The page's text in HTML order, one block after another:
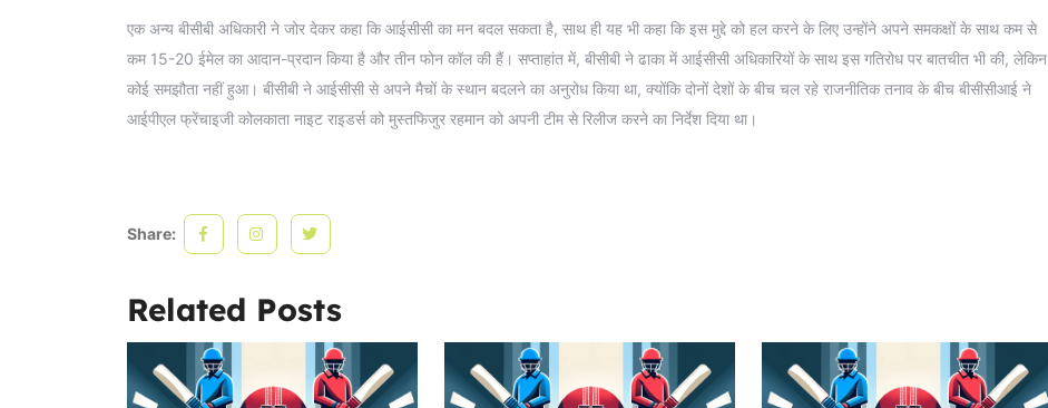
एक अन्य बीसीबी अधिकारी ने जोर देकर कहा कि आईसीसी का मन बदल सकता है, साथ ही यह भी कहा कि इस मुद्दे को हल करने के लिए उन्होंने अपने समकक्षों के साथ कम से
कम 15-20 ईमेल का आदान-प्रदान किया है और तीन फोन कॉल की हैं। सप्ताहांत में, बीसीबी ने ढाका में आईसीसी अधिकारियों के साथ इस गतिरोध पर बातचीत भी की, लेकिन
कोई समझौता नहीं हुआ। बीसीबी ने आईसीसी से अपने मैचों के स्थान बदलने का अनुरोध किया था, क्योंकि दोनों देशों के बीच चल रहे राजनीतिक तनाव के बीच बीसीसीआई ने
आईपीएल फ्रेंचाइजी कोलकाता नाइट राइडर्स को मुस्तफिजुर रहमान को अपनी टीम से रिलीज करने का निर्देश दिया था।
Share:
Related Posts